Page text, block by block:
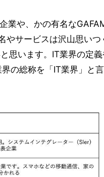
業や、かの有名なGAFAM
やサービスは沢山思いつ
思います。IT業界の定
の総称を「IT業界」と